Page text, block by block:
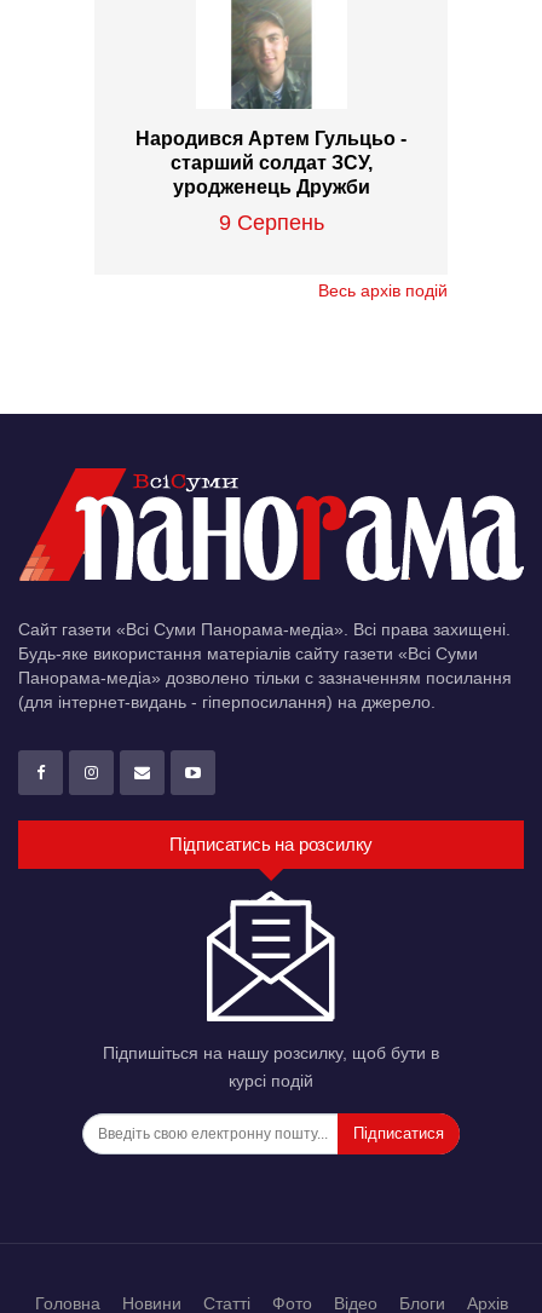
Народився Артем Гульцьо -
старший солдат ЗСУ,
уродженець Дружби
9 Серпень
Весь архів подій
Сайт газети «Всі Суми Панорама-медіа». Всі права захищені.
Будь-яке використання матеріалів сайту газети «Всі Суми
Панорама-медіа» дозволено тільки c зазначенням посилання
(для інтернет-видань - гіперпосилання) на джерело.
Підписатись на розсилку
Підпишіться на нашу розсилку, щоб бути в
курсі подій
Підписатися
Головна Новини Статті Фото Відео Блоги Архів